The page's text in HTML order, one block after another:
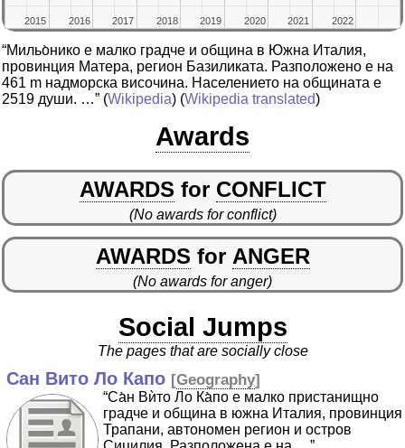
2015
2015 2016
2016 2017
2017 2018
2018 2019
2019 2020
2020 2021
2021 2022
2022
“Мильо̀нико е малко градче и община в Южна Италия,
провинция Матера, регион Базиликата. Разположено е на
461 m надморска височина. Населението на общината е
2519 души. …” (Wikipedia) (Wikipedia translated)
Awards
AWARDS for CONFLICT
(No awards for conflict)
AWARDS for ANGER
(No awards for anger)
Social Jumps
The pages that are socially close
Сан Вито Ло Капо [Geography]
“Са̀н Вѝто Ло Ка̀по е малко пристанищно
градче и община в южна Италия, провинция
Трапани, автономен регион и остров